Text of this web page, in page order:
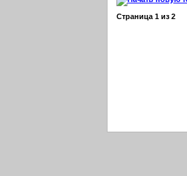
Страница 1 из 2